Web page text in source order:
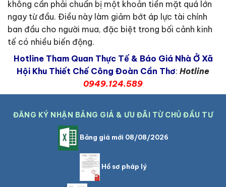
không cần phải chuẩn bị một khoản tiền mặt quá lớn
ngay từ đầu. Điều này làm giảm bớt áp lực tài chính
ban đầu cho người mua, đặc biệt trong bối cảnh kinh
tế có nhiều biến động.
Hotline Tham Quan Thực Tế & Báo Giá Nhà Ở Xã
Hội Khu Thiết Chế Công Đoàn Cần Thơ: Hotline
0949.124.589
ĐĂNG KÝ NHẬN BẢNG GIÁ & ƯU ĐÃI TỪ CHỦ ĐẦU TƯ
Bảng giá mới 08/08/2026
Hồ sơ pháp lý